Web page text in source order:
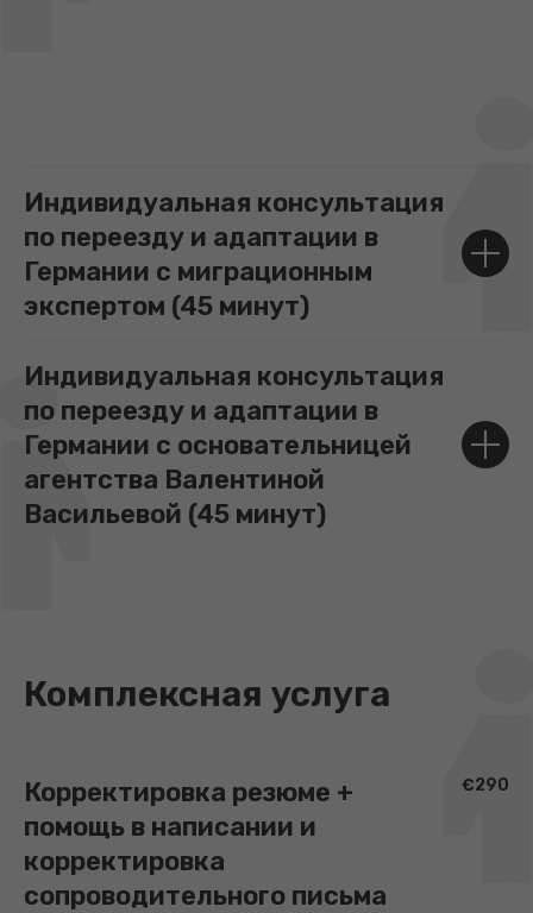
Индивидуальная консультация
по переезду и адаптации в
Германии с миграционным
экспертом (45 минут)
Индивидуальная консультация
по переезду и адаптации в
Германии с основательницей
агентства Валентиной
Васильевой (45 минут)
Комплексная услуга
Корректировка резюме +
помощь в написании и
корректировка
сопроводительного письма
€290